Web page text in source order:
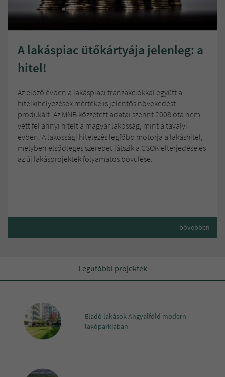
A lakáspiac ütőkártyája jelenleg: a
hitel!
Az előző évben a lakáspiaci tranzakciókkal együtt a
hitelkihelyezések mértéke is jelentős növekedést
produkált. Az MNB közzétett adatai szerint 2008 óta nem
vett fel annyi hitelt a magyar lakosság, mint a tavalyi
évben. A lakossági hitelezés legfőbb motorja a lakáshitel,
melyben elsődleges szerepet játszik a CSOK elterjedése és
az új lakásprojektek folyamatos bővülése.
bővebben
Legutóbbi projektek
Eladó lakások Angyalföld modern
lakóparkjában